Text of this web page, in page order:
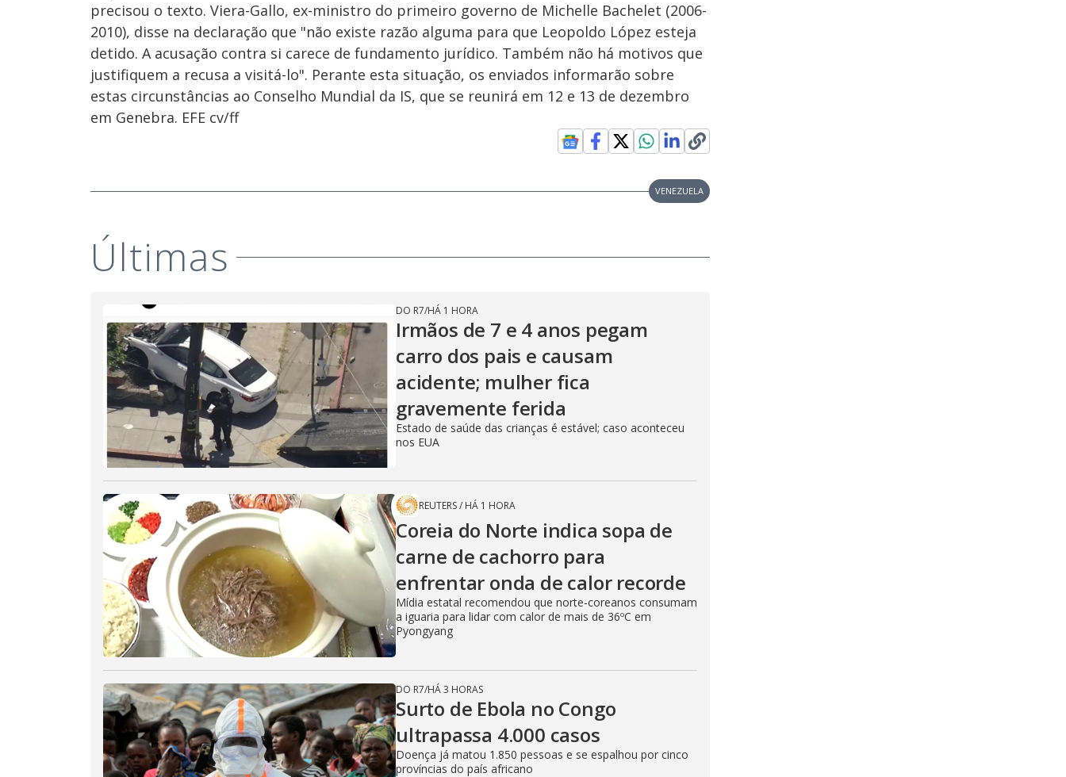
precisou o texto. Viera-Gallo, ex-ministro do primeiro governo de Michelle Bachelet (2006-
2010), disse na declaração que "não existe razão alguma para que Leopoldo López esteja
detido. A acusação contra si carece de fundamento jurídico. Também não há motivos que
justifiquem a recusa a visitá-lo". Perante esta situação, os enviados informarão sobre
estas circunstâncias ao Conselho Mundial da IS, que se reunirá em 12 e 13 de dezembro
em Genebra. EFE cv/ff
VENEZUELA
Últimas
DO R7/HÁ 1 HORA
Irmãos de 7 e 4 anos pegam
carro dos pais e causam
acidente; mulher fica
gravemente ferida
Estado de saúde das crianças é estável; caso aconteceu
nos EUA
REUTERS/ HÁ 1 HORA
Coreia do Norte indica sopa de
carne de cachorro para
enfrentar onda de calor recorde
Mídia estatal recomendou que norte-coreanos consumam
a iguaria para lidar com calor de mais de 36ºC em
Pyongyang
DO R7/HÁ 3 HORAS
Surto de Ebola no Congo
ultrapassa 4.000 casos
Doença já matou 1.850 pessoas e se espalhou por cinco
províncias do país africano